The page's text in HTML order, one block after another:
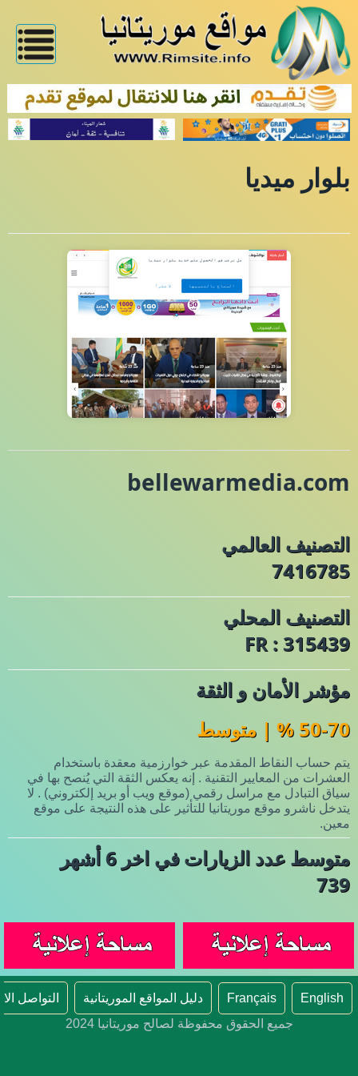
بلوار ميديا
bellewarmedia.com
التصنيف العالمي
7416785
التصنيف المحلي
FR : 315439
مؤشر الأمان و الثقة
50-70 % | متوسط
يتم حساب النقاط المقدمة عبر خوارزمية معقدة باستخدام
العشرات من المعايير التقنية . إنه يعكس الثقة التي يُنصح بها في
سياق التبادل مع مراسل رقمي (موقع ويب أو بريد إلكتروني) . لا
يتدخل ناشرو موقع موريتانيا للتأثير على هذه النتيجة على موقع
معين.
متوسط عدد الزيارات في اخر 6 أشهر
739
English
Français دليل المواقع الموريتانية
التواصل
جميع الحقوق محفوظة لصالح موريتانيا 2024